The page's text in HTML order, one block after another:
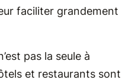
faciliter grandement
pas la seule à
et restaurants sont